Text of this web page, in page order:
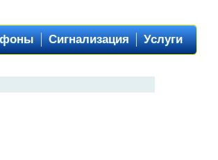
Сигнализация Услуги